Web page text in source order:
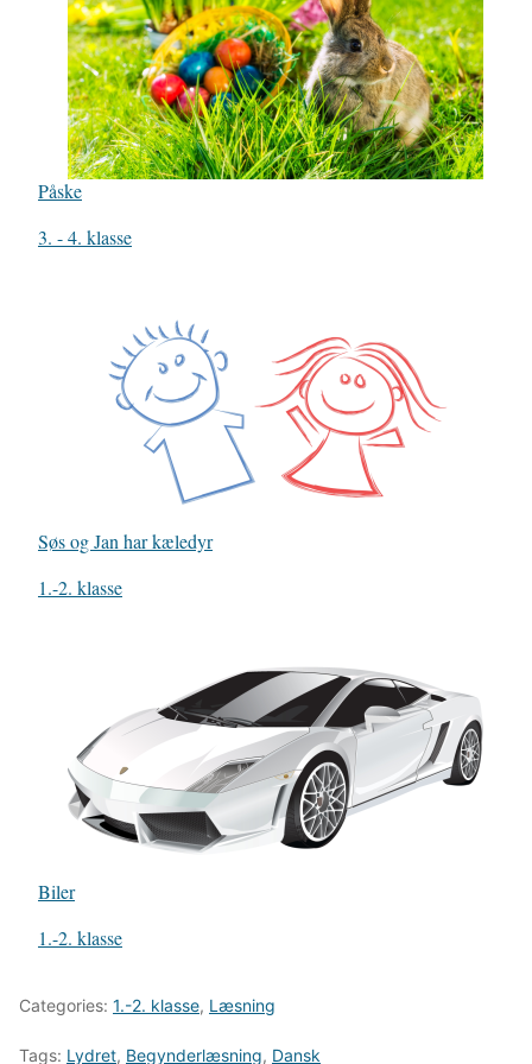
Påske
In relation to
3. - 4. klasse
Søs og Jan har kæledyr
In relation to
1.-2. klasse
Biler
In relation to
1.-2. klasse
Categories: 1.-2. klasse, Læsning
Tags: Lydret, Begynderlæsning, Dansk